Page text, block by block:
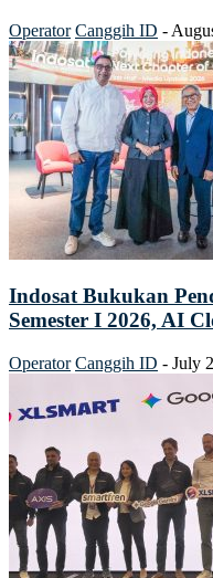
Operator Canggih ID -
Indosat Bukukan
Semester I 2026, AI
Operator Canggih ID - July